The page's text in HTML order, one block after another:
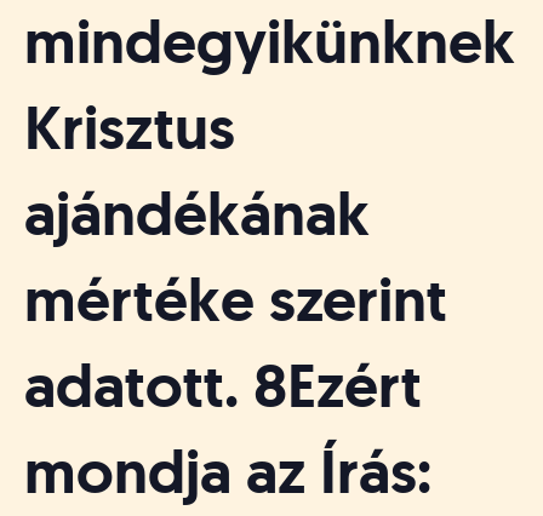
mindegyikünknek
Krisztus
ajándékának
mértéke szerint
adatott. 8Ezért
mondja az Írás: